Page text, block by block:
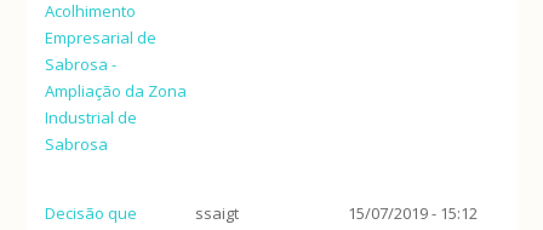
Acolhimento
Empresarial de
Sabrosa -
Ampliação da Zona
Industrial de
Sabrosa
Decisão que
ssaigt 15/07/2019 - 15:12